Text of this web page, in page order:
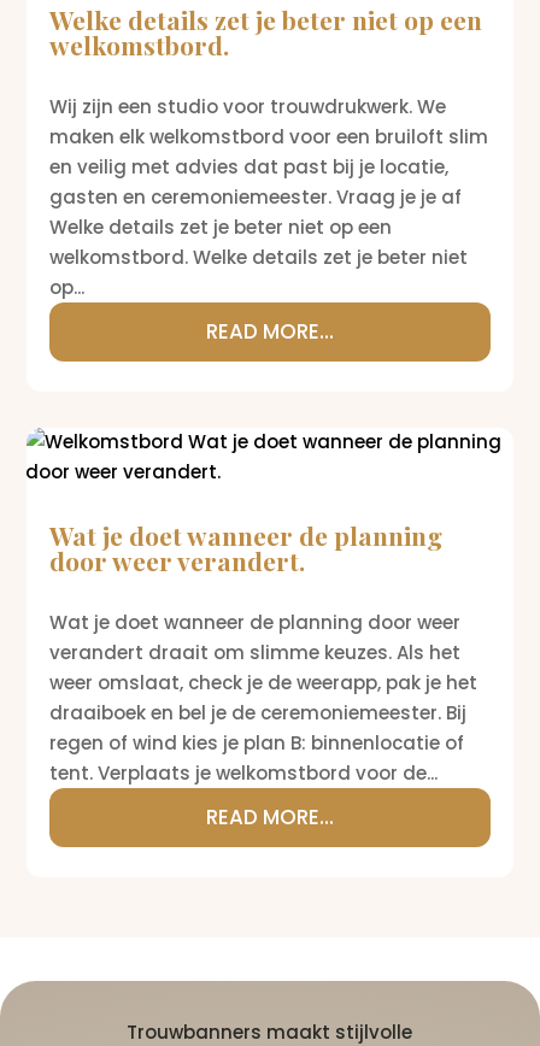
Welke details zet je beter niet op een
welkomstbord.
Wij zijn een studio voor trouwdrukwerk. We
maken elk welkomstbord voor een bruiloft slim
en veilig met advies dat past bij je locatie,
gasten en ceremoniemeester. Vraag je je af
Welke details zet je beter niet op een
welkomstbord. Welke details zet je beter niet
op...
READ MORE...
Wat je doet wanneer de planning
door weer verandert.
Wat je doet wanneer de planning door weer
verandert draait om slimme keuzes. Als het
weer omslaat, check je de weerapp, pak je het
draaiboek en bel je de ceremoniemeester. Bij
regen of wind kies je plan B: binnenlocatie of
tent. Verplaats je welkomstbord voor de...
READ MORE...
Trouwbanners maakt stijlvolle